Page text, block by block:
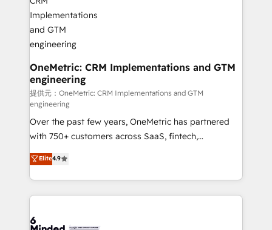
with intelligent automation to drive sustainable
growth. Our multidisciplinary team designs solutions
that simplify complexity, boost performance, and
turn innovation into real impact. 🌍 Highlights •
HubSpot Partner since 2012 • 2022 EMEA Impact
Award: Best Integration • 150+ successful HubSpot
projects • Clients in 30+ industries • Proprietary
technology for integrations • Multilingual team:
English, Spanish, Portuguese & Italian 👉 Grow
smarter with AI and HubSpot.
OneMetric: CRM Implementations and GTM
engineering
提供元：OneMetric: CRM Implementations and GTM
engineering
Over the past few years, OneMetric has partnered
with 750+ customers across SaaS, fintech,
healthcare, real estate, and other industries. With
150+ HubSpot-certified experts, we deliver scalable
solutions to complex GTM and RevOps challenges.
Our Expertise 🔹 Onboarding & Implementation:
tailored to your GTM motion. 🔹 Migrations:
Elite4.9